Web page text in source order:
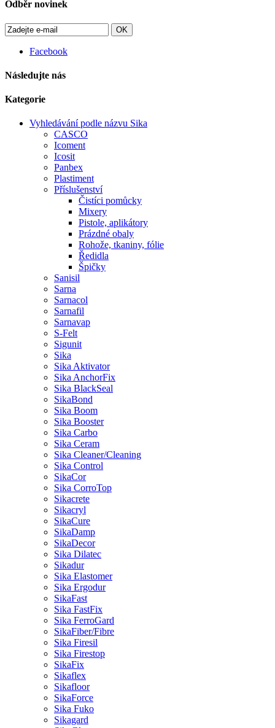
Odběr novinek
OK
Facebook
Následujte nás
Kategorie
Vyhledávání podle názvu Sika
CASCO
Icoment
Icosit
Panbex
Plastiment
Příslušenství
Čistíci pomůcky
Mixery
Pistole, aplikátory
Prázdné obaly
Rohože, tkaniny, fólie
Ředidla
Špičky
Sanisil
Sarna
Sarnacol
Sarnafil
Sarnavap
S-Felt
Sigunit
Sika
Sika Aktivator
Sika AnchorFix
Sika BlackSeal
SikaBond
Sika Boom
Sika Booster
Sika Carbo
Sika Ceram
Sika Cleaner/Cleaning
Sika Control
SikaCor
Sika CorroTop
Sikacrete
Sikacryl
SikaCure
SikaDamp
SikaDecor
Sika Dilatec
Sikadur
Sika Elastomer
Sika Ergodur
SikaFast
Sika FastFix
Sika FerroGard
SikaFiber/Fibre
Sika Firesil
Sika Firestop
SikaFix
Sikaflex
Sikafloor
SikaForce
Sika Fuko
Sikagard